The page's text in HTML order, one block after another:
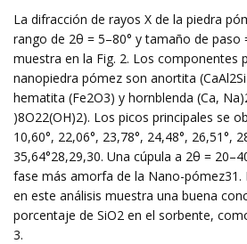
La difracción de rayos X de la piedra
rango de 2θ = 5–80° y tamaño de paso
muestra en la Fig. 2. Los componentes
nanopiedra pómez son anortita
hematita (Fe2O3) y hornblenda (Ca,
)8O22(OH)2). Los picos principales se
10,60°, 22,06°, 23,78°, 24,48°, 26,51°,
35,64°28,29,30. Una cúpula a 2θ =
fase más amorfa de la Nano-pómez31.
en este análisis muestra una buena
porcentaje de SiO2 en el sorbente,
3.